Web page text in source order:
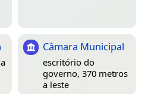
Câmara Municipal
escritório do
governo, 370 metros
a leste